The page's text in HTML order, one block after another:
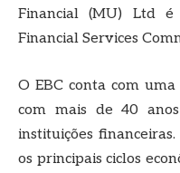
Financial (MU) Ltd
Financial Services
O EBC conta com
com mais de 40
instituições
os principais ciclos